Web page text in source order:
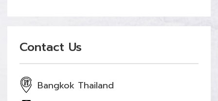
Contact Us
Bangkok Thailand